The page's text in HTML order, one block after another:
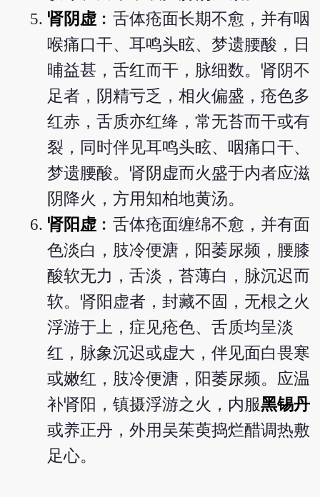
肾阴虚 ︰舌体疮面长期不愈，并有咽
喉痛口干、耳鸣头眩、梦遗腰酸，日
晡益甚，舌红而干，脉细数。肾阴不
足者，阴精亏乏，相火偏盛，疮色多
红赤，舌质亦红绛，常无苔而干或有
裂，同时伴见耳鸣头眩、咽痛口干、
梦遗腰酸。肾阴虚而火盛于内者应滋
阴降火，方用知柏地黄汤。
肾阳虚 ︰舌体疮面缠绵不愈，并有面
色淡白，肢冷便溏，阳萎尿频，腰膝
酸软无力，舌淡，苔薄白，脉沉迟而
软。肾阳虚者，封藏不固，无根之火
浮游于上，症见疮色、舌质均呈淡
红，脉象沉迟或虚大，伴见面白畏寒
或嫩红，肢冷便溏，阳萎尿频。应温
补肾阳，镇摄浮游之火，内服黑锡丹
或养正丹，外用吴茱萸捣烂醋调热敷
足心。